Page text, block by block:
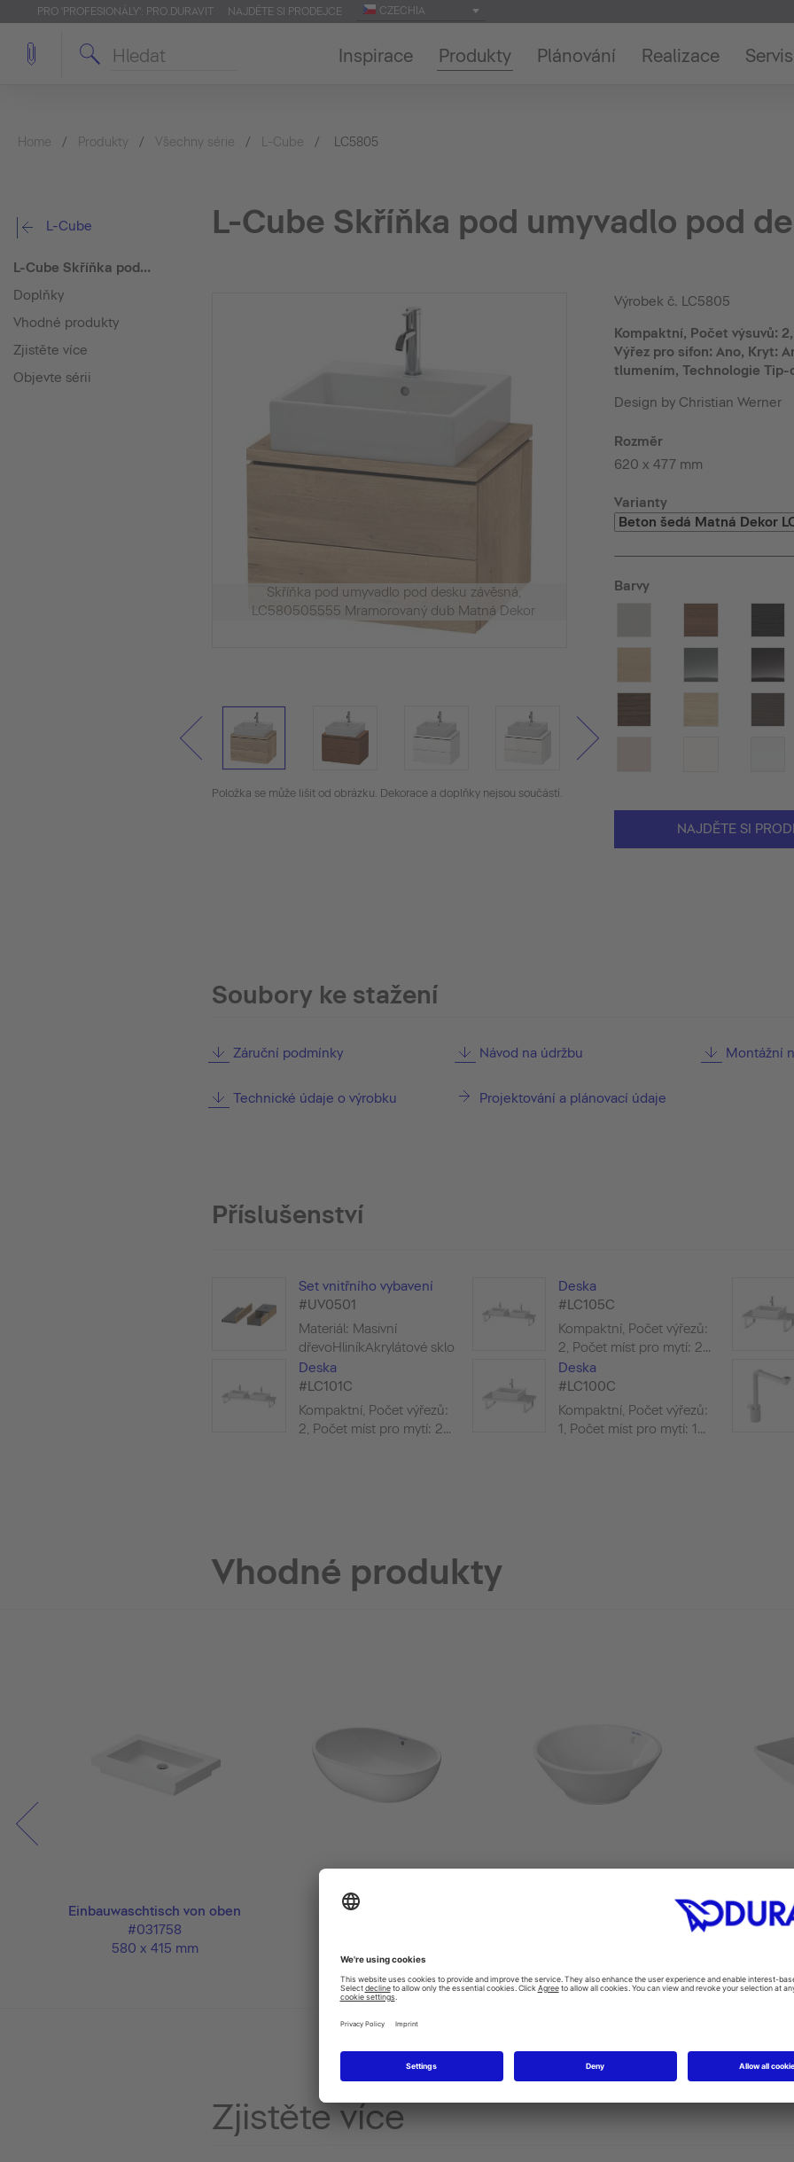
PRO 'PROFESIONÁLY': PRO.DURAVIT NAJDĚTE SI PRODEJCE CZECHIA
Inspirace Produkty Plánování Realizace Servis
Home Produkty Všechny série L-Cube LC5805
L-Cube
L-Cube Skříňka pod umyvadlo pod desku závěsná
Doplňky
Vhodné produkty
Zjistěte více
Objevte sérii
L-Cube Skříňka pod umyvadlo pod
Skříňka pod umyvadlo pod desku závěsná,
LC580505555 Mramorovaný dub Matná Dekor
Položka se může lišit od obrázku. Dekorace a doplňky nejsou součástí.
Výrobek č. LC5805
Kompaktní, Počet výsuvů:
Výřez pro sifon: Ano, Kryt:
tlumením, Technologie
Design by Christian Werner
Rozměr
620 x 477 mm
Varianty
Barvy
NAJDĚTE SI
Soubory ke stažení
Záruční podmínky Návod na údržbu Montážní
Technické údaje o výrobku Projektování a plánovací údaje
Příslušenství
Set vnitřního vybavení
#UV0501
Materiál: Masivní
dřevoHliníkAkrylátové sklo
Deska
#LC105C
Kompaktní, Počet výřezů:
2, Počet míst pro mytí: 2...
Deska
#LC101C
Kompaktní, Počet výřezů:
2, Počet míst pro mytí: 2...
Deska
#LC100C
Kompaktní, Počet výřezů:
1, Počet míst pro mytí: 1...
Vhodné produkty
Einbauwaschtisch von oben
#031758
580 x 415 mm
Umyvadlová mísa
Zjistěte více